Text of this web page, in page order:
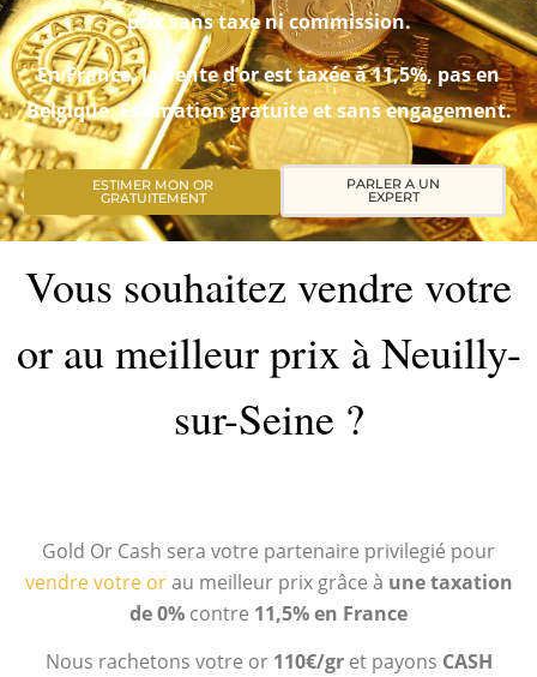
prix sans taxe ni commission.
En France, la vente d’or est taxée à 11,5%, pas en
Belgique. Estimation gratuite et sans engagement.
ESTIMER MON OR
GRATUITEMENT
PARLER A UN
EXPERT
Vous souhaitez vendre votre
or au meilleur prix à Neuilly-
sur-Seine ?
Gold Or Cash sera votre partenaire privilegié pour
vendre votre orau meilleur prix grâce à une taxation
de 0% contre 11,5% en France
Nous rachetons votre or 110€/gr et payons CASH